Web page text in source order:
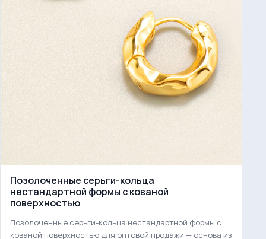
Позолоченные серьги-кольца
нестандартной формы с кованой
поверхностью
Позолоченные серьги-кольца нестандартной формы с
кованой поверхностью для оптовой продажи — основа из